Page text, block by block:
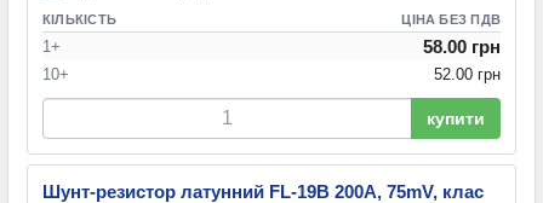
КІЛЬКІСТЬ ЦІНА БЕЗ ПДВ
1+ 58.00 грн
10+ 52.00 грн
купити
Шунт-резистор латунний FL-19B 200A, 75mV, клас